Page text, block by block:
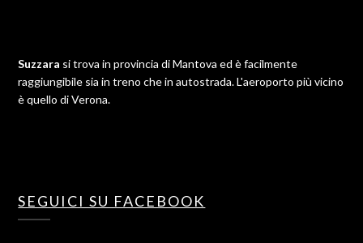
Suzzara si trova in provincia di Mantova ed è facilmente
raggiungibile sia in treno che in autostrada. L'aeroporto più vicino
è quello di Verona.
SEGUICI SU FACEBOOK